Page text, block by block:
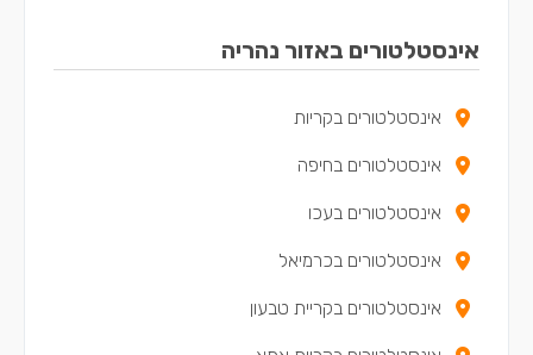
אינסטלטורים באזור נהריה
אינסטלטורים בקריות
אינסטלטורים בחיפה
אינסטלטורים בעכו
אינסטלטורים בכרמיאל
אינסטלטורים בקריית טבעון